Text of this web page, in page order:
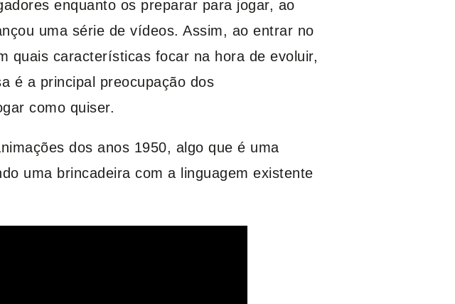
enquanto os preparar para jogar, ao
uma série de vídeos. Assim, ao entrar no
quais características focar na hora de evoluir,
é a principal preocupação dos
como quiser.
dos anos 1950, algo que é uma
uma brincadeira com a linguagem existente